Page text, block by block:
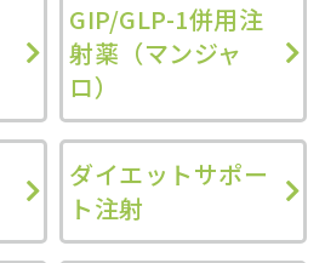
GIP/GLP-1併用注
射薬（マンジャ
ロ）
ダイエットサポー
ト注射